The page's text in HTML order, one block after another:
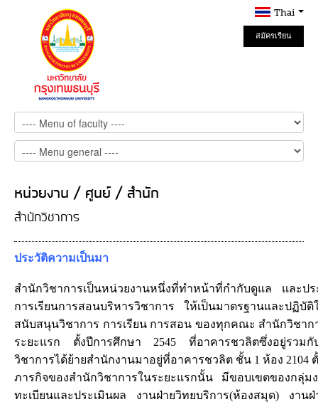
Thai
สมัครเรียน
Online
หน่วยงาน / ศูนย์ / สำนัก
สำนักวิชาการ
ประวัติความเป็นมา
สำนักวิชาการเป็นหน่วยงานหนึ่งที่ทำหน้าที่กำกับดูแล และป
การเรียนการสอนบริหารวิชาการ ให้เป็นมาตรฐานและปฏิบั
สนับสนุนวิชาการ การเรียน การสอน ของทุกคณะ สำนักวิชาก
ระยะแรก ตั้งปีการศึกษา 2545 ที่อาคารชวลิตซึ่งอยู่รวมกั
วิชาการได้ย้ายสำนักงานมาอยู่ที่อาคารชวลิต ชั้น 1 ห้อง 2104
ภารกิจของสำนักวิชาการในระยะแรกนั้น มีขอบเขตของกลุ่
ทะเบียนและประเมินผล งานฝ่ายวิทยบริการ(ห้องสมุด) งาน